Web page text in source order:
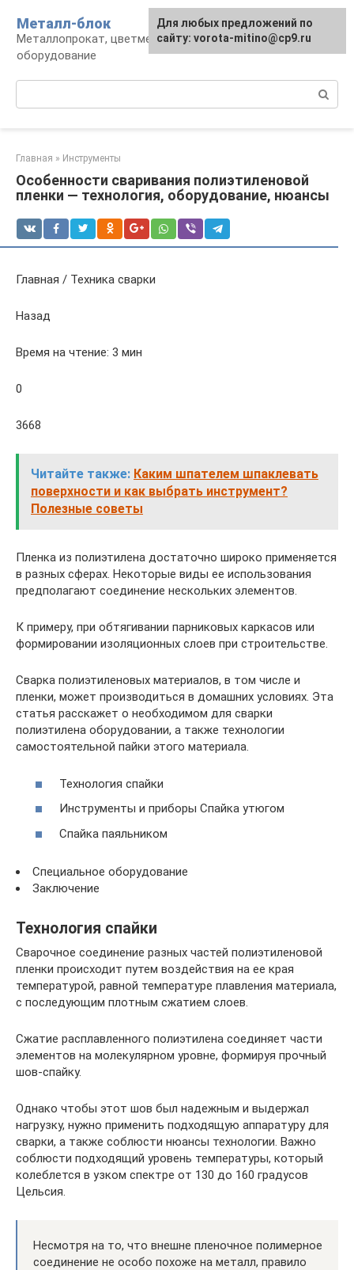
контенту
Металл-блок
Металлопрокат, цветмет, обработка и
оборудование
Главная » Инструменты
Особенности сваривания полиэтиленовой
пленки — технология, оборудование, нюансы
Главная / Техника сварки
Назад
Время на чтение: 3 мин
0
3668
Читайте также: Каким шпателем шпаклевать
поверхности и как выбрать инструмент?
Полезные советы
Пленка из полиэтилена достаточно широко применяется
в разных сферах. Некоторые виды ее использования
предполагают соединение нескольких элементов.
К примеру, при обтягивании парниковых каркасов или
формировании изоляционных слоев при строительстве.
Сварка полиэтиленовых материалов, в том числе и
пленки, может производиться в домашних условиях. Эта
статья расскажет о необходимом для сварки
полиэтилена оборудовании, а также технологии
самостоятельной пайки этого материала.
Технология спайки
Инструменты и приборы Спайка утюгом
Спайка паяльником
Специальное оборудование
Заключение
Технология спайки
Сварочное соединение разных частей полиэтиленовой
пленки происходит путем воздействия на ее края
температурой, равной температуре плавления материала,
с последующим плотным сжатием слоев.
Сжатие расплавленного полиэтилена соединяет части
элементов на молекулярном уровне, формируя прочный
шов-спайку.
Однако чтобы этот шов был надежным и выдержал
нагрузку, нужно применить подходящую аппаратуру для
сварки, а также соблюсти нюансы технологии. Важно
соблюсти подходящий уровень температуры, который
колеблется в узком спектре от 130 до 160 градусов
Цельсия.
Несмотря на то, что внешне пленочное полимерное
соединение не особо похоже на металл, правило
Для любых предложений по
сайту: vorota-mitino@cp9.ru